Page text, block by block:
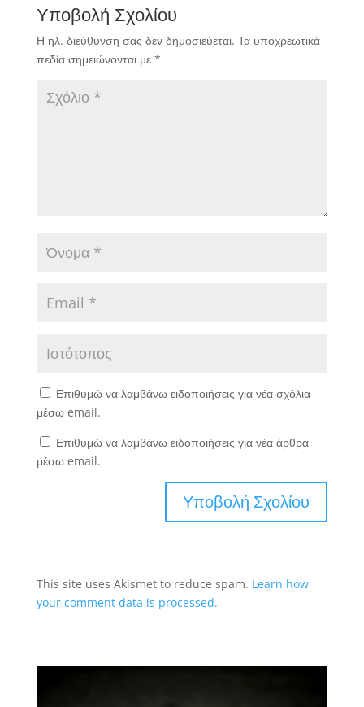
Υποβολή Σχολίου
Η ηλ. διεύθυνση σας δεν δημοσιεύεται. Τα υποχρεωτικά
πεδία σημειώνονται με *
Επιθυμώ να λαμβάνω ειδοποιήσεις για νέα σχόλια
μέσω email.
Επιθυμώ να λαμβάνω ειδοποιήσεις για νέα άρθρα
μέσω email.
This site uses Akismet to reduce spam. Learn how
your comment data is processed.